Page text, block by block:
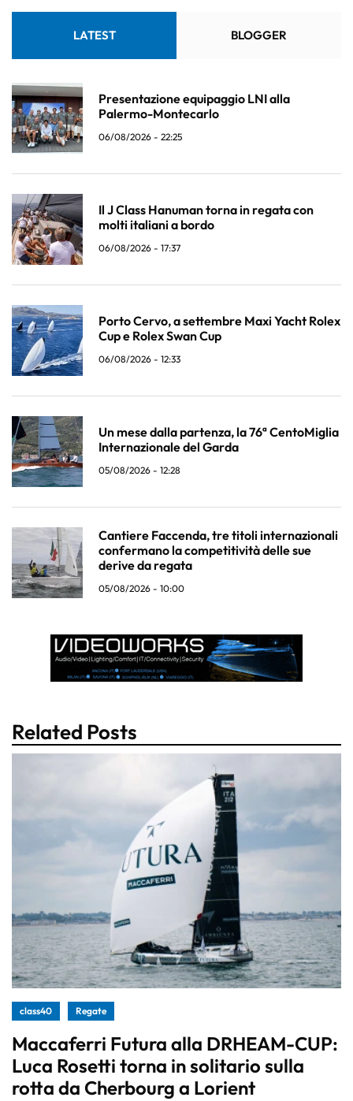
LATEST BLOGGER
Presentazione equipaggio LNI alla
Palermo-Montecarlo
06/08/2026 - 22:25
Il J Class Hanuman torna in regata con
molti italiani a bordo
06/08/2026 - 17:37
Porto Cervo, a settembre Maxi Yacht Rolex
Cup e Rolex Swan Cup
06/08/2026 - 12:33
Un mese dalla partenza, la 76ª CentoMiglia
Internazionale del Garda
05/08/2026 - 12:28
Cantiere Faccenda, tre titoli internazionali
confermano la competitività delle sue
derive da regata
05/08/2026 - 10:00
Related Posts
class40 Regate
Maccaferri Futura alla DRHEAM-CUP:
Luca Rosetti torna in solitario sulla
rotta da Cherbourg a Lorient